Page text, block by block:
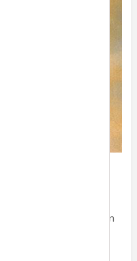
bahwa budaya jilat
menghancurkan
dalam kesenjangan
antara si kaya dan si
bermusuhan satu